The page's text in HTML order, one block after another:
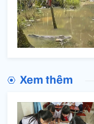
Xem thêm